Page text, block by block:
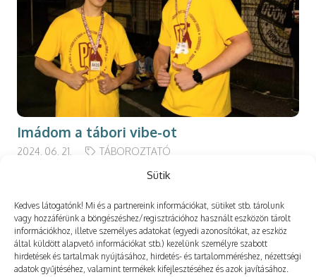
Sütik
Kedves látogatónk! Mi és a partnereink információkat, sütiket stb. tárolunk
vagy hozzáférünk a böngészéshez/regisztrációhoz használt eszközön tárolt
információkhoz, illetve személyes adatokat (egyedi azonosítókat, az eszköz
által küldött alapvető információkat stb.) kezelünk személyre szabott
hirdetések és tartalmak nyújtásához, hirdetés- és tartalomméréshez, nézettségi
adatok gyűjtéséhez, valamint termékek kifejlesztéséhez és azok javításához.
Imádom a tábori vibe-ot
2024. 06. 21. TÁBOROZTATÓ
Ismerd meg a PEOPLE TEAM csapatát! Ezúttal Ákos, a
be, kérlek! Üdvözletem, a nevem Demendi Ákos. 18
éves vagyok, jelenleg informatikát, azon belül…